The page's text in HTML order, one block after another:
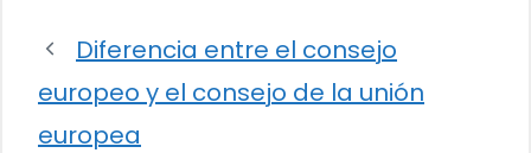
Diferencia entre el consejo
europeo y el consejo de la unión
europea